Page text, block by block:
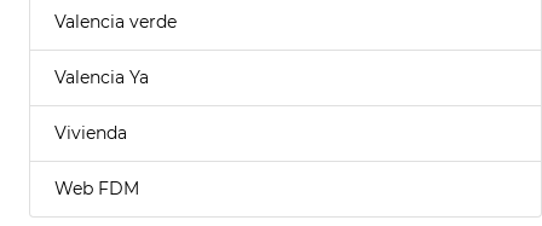
Valencia verde
Valencia Ya
Vivienda
Web FDM